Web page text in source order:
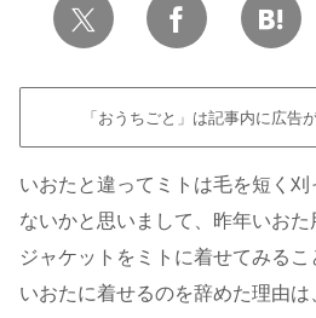
「おうちごと」は記事内に広告
いおたと違ってミトは毛を短く
ないかと思いまして、昨年いお
ジャケットをミトに着せてみる
いおたに着せるのを辞めた理由